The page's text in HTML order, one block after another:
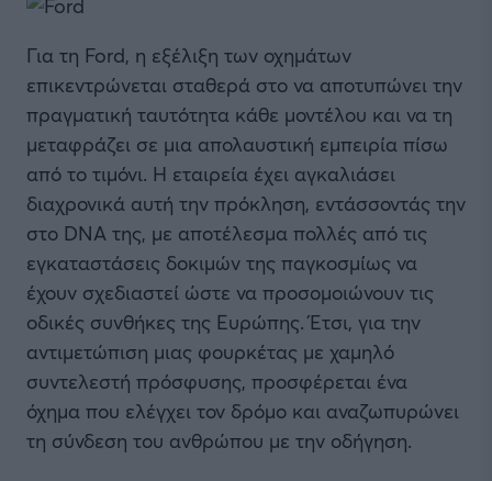
Για τη Ford, η εξέλιξη των οχημάτων
επικεντρώνεται σταθερά στο να αποτυπώνει την
πραγματική ταυτότητα κάθε μοντέλου και να τη
μεταφράζει σε μια απολαυστική εμπειρία πίσω
από το τιμόνι. Η εταιρεία έχει αγκαλιάσει
διαχρονικά αυτή την πρόκληση, εντάσσοντάς την
στο DNA της, με αποτέλεσμα πολλές από τις
εγκαταστάσεις δοκιμών της παγκοσμίως να
έχουν σχεδιαστεί ώστε να προσομοιώνουν τις
οδικές συνθήκες της Ευρώπης. Έτσι, για την
αντιμετώπιση μιας φουρκέτας με χαμηλό
συντελεστή πρόσφυσης, προσφέρεται ένα
όχημα που ελέγχει τον δρόμο και αναζωπυρώνει
τη σύνδεση του ανθρώπου με την οδήγηση.